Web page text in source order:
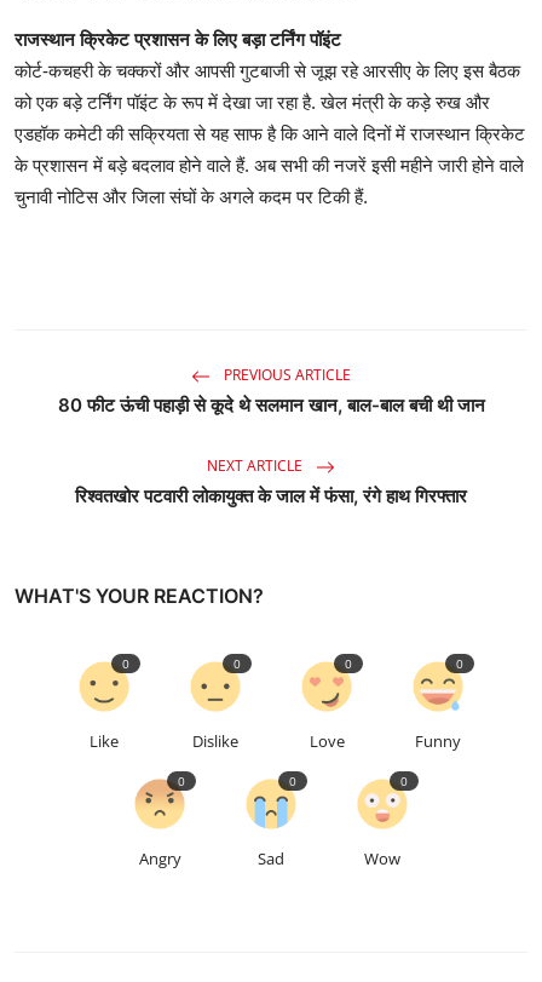
राजस्थान क्रिकेट प्रशासन के लिए बड़ा टर्निंग पॉइंट
कोर्ट-कचहरी के चक्करों और आपसी गुटबाजी से जूझ रहे आरसीए के लिए इस बैठक
को एक बड़े टर्निंग पॉइंट के रूप में देखा जा रहा है. खेल मंत्री के कड़े रुख और
एडहॉक कमेटी की सक्रियता से यह साफ है कि आने वाले दिनों में राजस्थान क्रिकेट
के प्रशासन में बड़े बदलाव होने वाले हैं. अब सभी की नजरें इसी महीने जारी होने वाले
चुनावी नोटिस और जिला संघों के अगले कदम पर टिकी हैं.
PREVIOUS ARTICLE
80 फीट ऊंची पहाड़ी से कूदे थे सलमान खान, बाल-बाल बची थी जान
NEXT ARTICLE
रिश्वतखोर पटवारी लोकायुक्त के जाल में फंसा, रंगे हाथ गिरफ्तार
WHAT'S YOUR REACTION?
Like
0
Dislike
0
Love
0
Funny
0
Angry
0
Sad
0
Wow
0